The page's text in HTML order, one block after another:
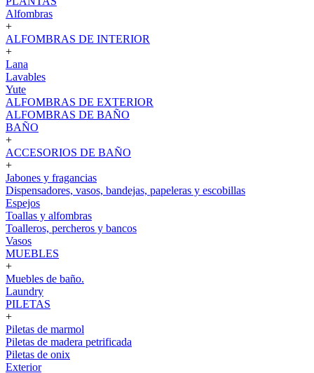
Alfombras
+
ALFOMBRAS DE INTERIOR
+
Lana
Lavables
Yute
ALFOMBRAS DE EXTERIOR
ALFOMBRAS DE BAÑO
BAÑO
+
ACCESORIOS DE BAÑO
+
Jabones y fragancias
Dispensadores, vasos, bandejas, papeleras y escobillas
Espejos
Toallas y alfombras
Toalleros, percheros y bancos
Vasos
MUEBLES
+
Muebles de baño.
Laundry
PILETAS
+
Piletas de marmol
Piletas de madera petrificada
Piletas de onix
Exterior